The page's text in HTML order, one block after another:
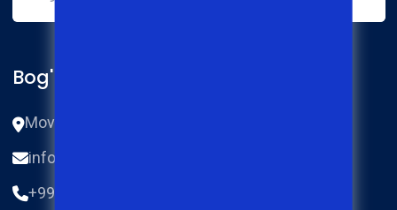
Bog'lanish
Movoraunnahr ko‘chasi 87 2a-uy, Qo'qon.
info@ifix.uz
+998770474455